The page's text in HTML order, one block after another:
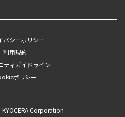
バシーポリシー
利用規約
ティガイドライン
ポリシー
Corporation